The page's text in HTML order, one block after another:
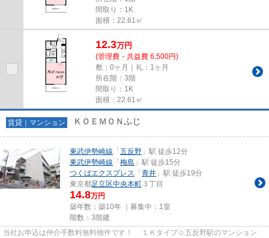
間取り：1K
面積：22.61㎡
12.3万円
(管理費・共益費 6,500円)
敷：0ヶ月｜礼：1ヶ月
所在階：3階
間取り：1K
面積：22.61㎡
賃貸｜マンション ＫＯＥＭＯＮふじ
東武伊勢崎線 「 五反野 」駅 徒歩12分
東武伊勢崎線 「 梅島 」駅 徒歩15分
つくばエクスプレス 「 青井 」駅 徒歩19分
東京都足立区中央本町 ３丁目
14.8万円
築年数：築10年 ｜募集中： 1室
階数：3階建
当社お申込は仲介手数料無料物件です！ １Ｋタイプ☆五反野駅のマンション